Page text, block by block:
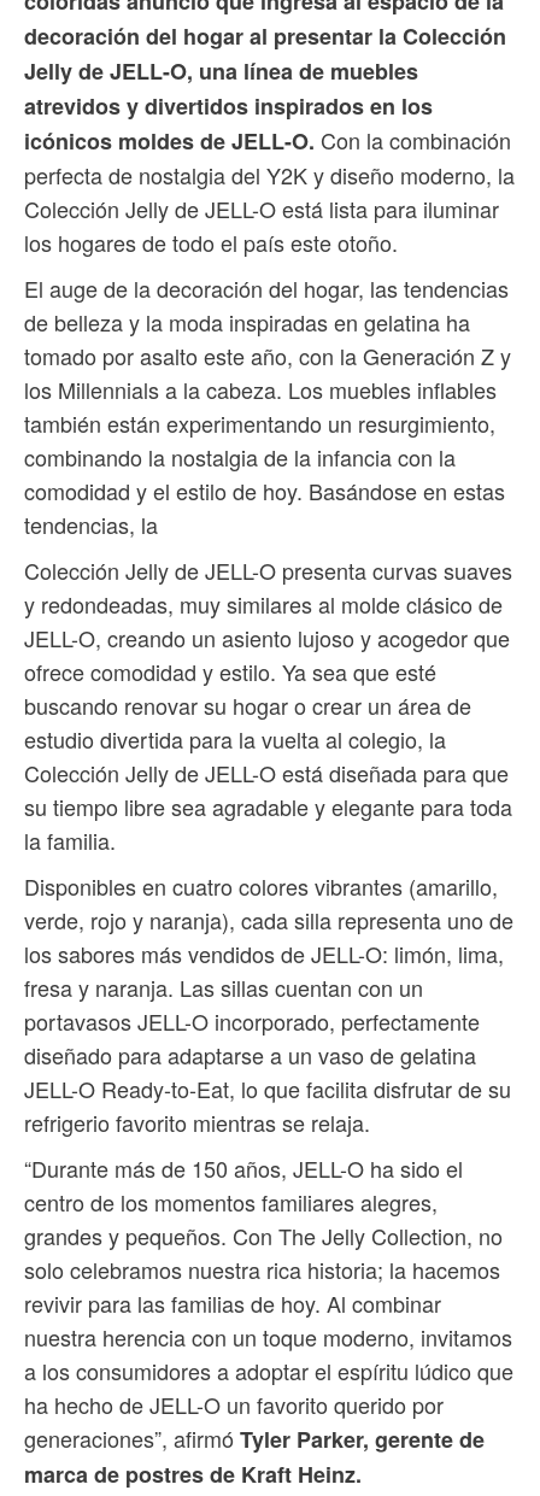
decoración del hogar al presentar la Colección
Jelly de JELL-O, una línea de muebles
atrevidos y divertidos inspirados en los
icónicos moldes de JELL-O. Con la combinación
perfecta de nostalgia del Y2K y diseño moderno, la
Colección Jelly de JELL-O está lista para iluminar
los hogares de todo el país este otoño.
El auge de la decoración del hogar, las tendencias
de belleza y la moda inspiradas en gelatina ha
tomado por asalto este año, con la Generación Z y
los Millennials a la cabeza. Los muebles inflables
también están experimentando un resurgimiento,
combinando la nostalgia de la infancia con la
comodidad y el estilo de hoy. Basándose en estas
tendencias, la
Colección Jelly de JELL-O presenta curvas suaves
y redondeadas, muy similares al molde clásico de
JELL-O, creando un asiento lujoso y acogedor que
ofrece comodidad y estilo. Ya sea que esté
buscando renovar su hogar o crear un área de
estudio divertida para la vuelta al colegio, la
Colección Jelly de JELL-O está diseñada para que
su tiempo libre sea agradable y elegante para toda
la familia.
Disponibles en cuatro colores vibrantes (amarillo,
verde, rojo y naranja), cada silla representa uno de
los sabores más vendidos de JELL-O: limón, lima,
fresa y naranja. Las sillas cuentan con un
portavasos JELL-O incorporado, perfectamente
diseñado para adaptarse a un vaso de gelatina
JELL-O Ready-to-Eat, lo que facilita disfrutar de su
refrigerio favorito mientras se relaja.
“Durante más de 150 años, JELL-O ha sido el
centro de los momentos familiares alegres,
grandes y pequeños. Con The Jelly Collection, no
solo celebramos nuestra rica historia; la hacemos
revivir para las familias de hoy. Al combinar
nuestra herencia con un toque moderno, invitamos
a los consumidores a adoptar el espíritu lúdico que
ha hecho de JELL-O un favorito querido por
generaciones”, afirmó Tyler Parker, gerente de
marca de postres de Kraft Heinz.